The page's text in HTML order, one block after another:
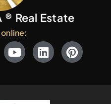
® Real Estate